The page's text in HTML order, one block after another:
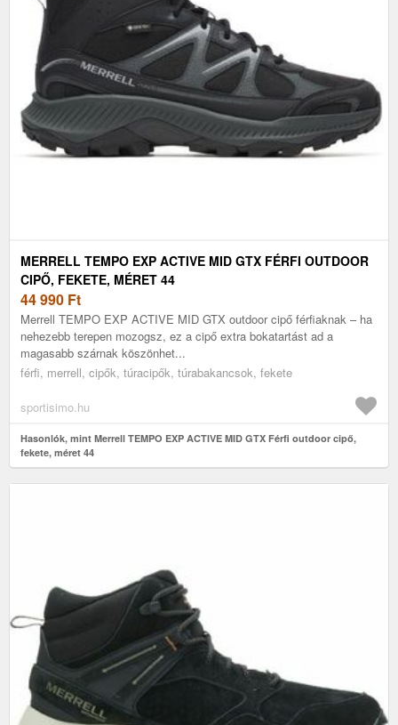
MERRELL TEMPO EXP ACTIVE MID GTX FÉRFI OUTDOOR
CIPŐ, FEKETE, MÉRET 44
44 990 Ft
Merrell TEMPO EXP ACTIVE MID GTX outdoor cipő férfiaknak – ha
nehezebb terepen mozogsz, ez a cipő extra bokatartást ad a
magasabb szárnak köszönhet...
férfi, merrell, cipők, túracipők, túrabakancsok, fekete
sportisimo.hu
Hasonlók, mint Merrell TEMPO EXP ACTIVE MID GTX Férfi outdoor cipő,
fekete, méret 44